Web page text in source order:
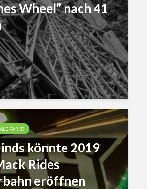
Wheel” nach 41
PARKS
könnte 2019
Rides
eröffnen